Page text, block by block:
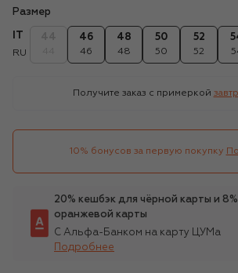
Размер
RU
46
46
48
48
50
50
52
52
Получите заказ с примеркой
10% бонусов за первую покупку
20% кешбэк для чёрной карты и
оранжевой карты
С Альфа-Банком на карту ЦУМа
Подробнее